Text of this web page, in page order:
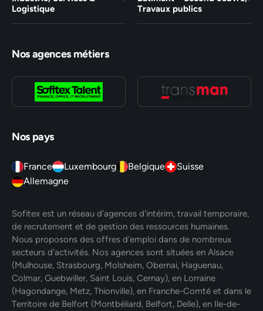
Logistique
Travaux publics
Nos agences métiers
Nos pays
France Luxembourg Belgique
Suisse
Allemagne
Sofitex est un réseau d'agences d'intérim, travail temporaire,
de recrutement et de gestion des ressources humaines.
Nous proposons des offres d'emploi dans de nombreux
secteurs d'activités. Nos agences sont situées en Alsace
(Mulhouse, Strasbourg, Molsheim, Obernai, Haguenau,
Colmar, Guebwiller, Saint Louis, Cernay), en Lorraine
(Hagondange, Metz, Thionville), en Franche-Comté et dans le
Territoire de Belfort (Montbéliard, Belfort, Delle), en Ile-de-